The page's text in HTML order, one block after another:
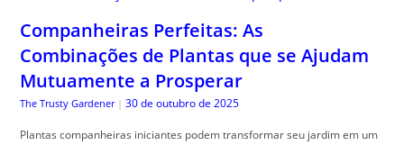
Companheiras Perfeitas: As
Combinações de Plantas que se Ajudam
Mutuamente a Prosperar
The Trusty Gardener | 30 de outubro de 2025
Plantas companheiras iniciantes podem transformar seu jardim em um